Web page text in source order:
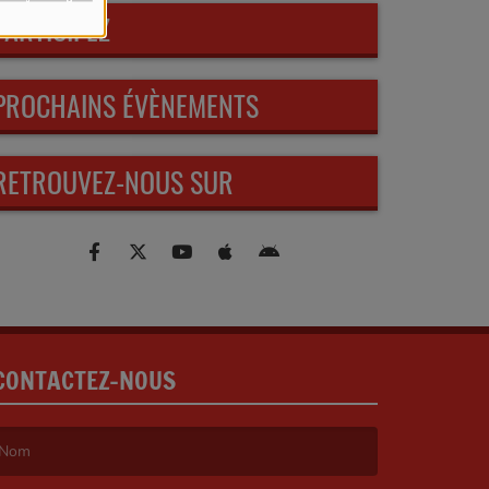
ÉVÈNEMENTS
NOUS SUR
NOUS